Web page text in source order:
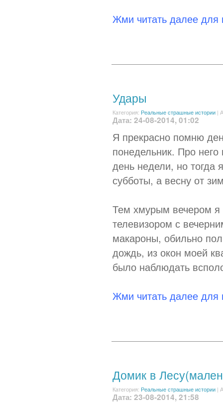
Жми читать далее для
Удары
Категория: Реальные страшные истории |
Дата: 24-08-2014, 01:02
Я прекрасно помню
понедельник. Про
день недели, но тогда
субботы, а весну от
Тем хмурым вечером я
телевизором с
макароны, обильно
дождь, из окон моей
было наблюдать
Жми читать далее для
Домик в
Категория: Реальные страшные истории |
Дата: 23-08-2014, 21:58